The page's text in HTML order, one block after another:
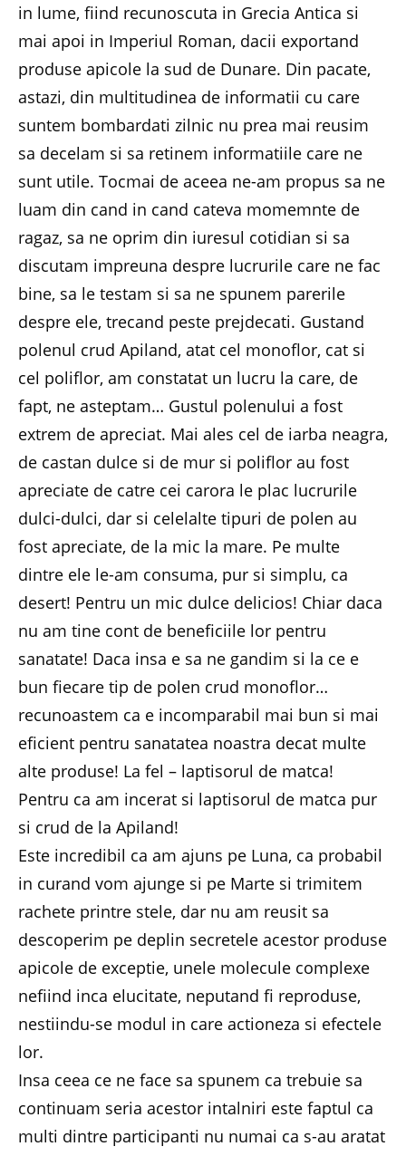
in lume, fiind recunoscuta in Grecia Antica si
mai apoi in Imperiul Roman, dacii exportand
produse apicole la sud de Dunare. Din pacate,
astazi, din multitudinea de informatii cu care
suntem bombardati zilnic nu prea mai reusim
sa decelam si sa retinem informatiile care ne
sunt utile. Tocmai de aceea ne-am propus sa ne
luam din cand in cand cateva momemnte de
ragaz, sa ne oprim din iuresul cotidian si sa
discutam impreuna despre lucrurile care ne fac
bine, sa le testam si sa ne spunem parerile
despre ele, trecand peste prejdecati. Gustand
polenul crud Apiland, atat cel monoflor, cat si
cel poliflor, am constatat un lucru la care, de
fapt, ne asteptam… Gustul polenului a fost
extrem de apreciat. Mai ales cel de iarba neagra,
de castan dulce si de mur si poliflor au fost
apreciate de catre cei carora le plac lucrurile
dulci-dulci, dar si celelalte tipuri de polen au
fost apreciate, de la mic la mare. Pe multe
dintre ele le-am consuma, pur si simplu, ca
desert! Pentru un mic dulce delicios! Chiar daca
nu am tine cont de beneficiile lor pentru
sanatate! Daca insa e sa ne gandim si la ce e
bun fiecare tip de polen crud monoflor…
recunoastem ca e incomparabil mai bun si mai
eficient pentru sanatatea noastra decat multe
alte produse! La fel – laptisorul de matca!
Pentru ca am incerat si laptisorul de matca pur
si crud de la Apiland!
Este incredibil ca am ajuns pe Luna, ca probabil
in curand vom ajunge si pe Marte si trimitem
rachete printre stele, dar nu am reusit sa
descoperim pe deplin secretele acestor produse
apicole de exceptie, unele molecule complexe
nefiind inca elucitate, neputand fi reproduse,
nestiindu-se modul in care actioneza si efectele
lor.
Insa ceea ce ne face sa spunem ca trebuie sa
continuam seria acestor intalniri este faptul ca
multi dintre participanti nu numai ca s-au aratat